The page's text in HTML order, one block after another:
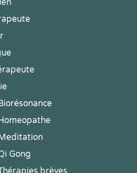
Gong
brèves